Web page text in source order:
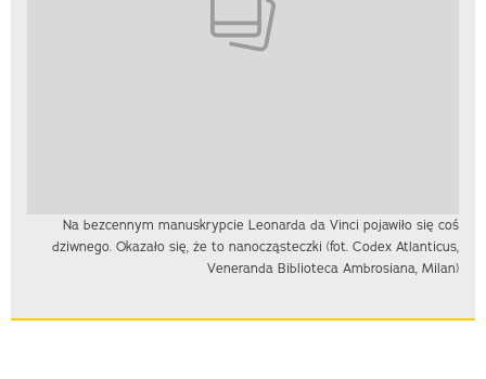
Na bezcennym manuskrypcie Leonarda da Vinci pojawiło się coś
dziwnego. Okazało się, że to nanocząsteczki (fot. Codex Atlanticus,
Veneranda Biblioteca Ambrosiana, Milan)